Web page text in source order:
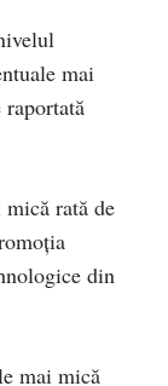
mai
raportată
rată de
din
mai mică